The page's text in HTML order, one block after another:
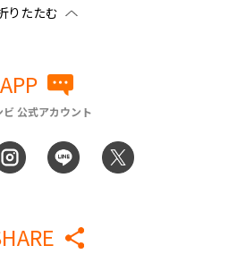
APP
ビ 公式アカウント